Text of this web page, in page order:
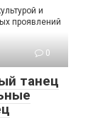
и
проявлений
0
танец